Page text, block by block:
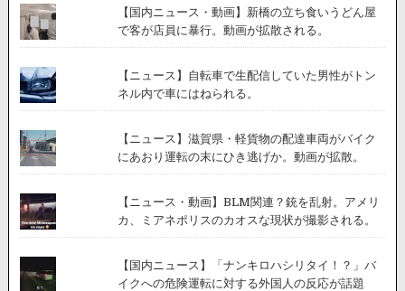
【国内ニュース・動画】新橋の立ち食いうどん屋
で客が店員に暴行。動画が拡散される。
【ニュース】自転車で生配信していた男性がトン
ネル内で車にはねられる。
【ニュース】滋賀県・軽貨物の配達車両がバイク
にあおり運転の末にひき逃げか。動画が拡散。
【ニュース・動画】BLM関連？銃を乱射。アメリ
カ、ミアネポリスのカオスな現状が撮影される。
【国内ニュース】「ナンキロハシリタイ！？」バ
イクへの危険運転に対する外国人の反応が話題